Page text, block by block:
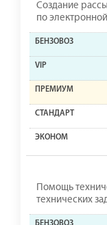
Создание
по
Помощь
технических